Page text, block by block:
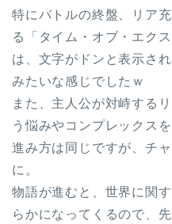
特にバトルの終盤、リア
る「タイム・オブ・エク
は、文字がドンと表示さ
みたいな感じでしたｗ
また、主人公が対峙する
う悩みやコンプレックス
進み方は同じですが、チ
に。
物語が進むと、世界に関
らかになってくるので、